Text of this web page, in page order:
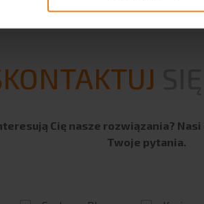
Cię nasze rozwiązania?
Twoje pytania.